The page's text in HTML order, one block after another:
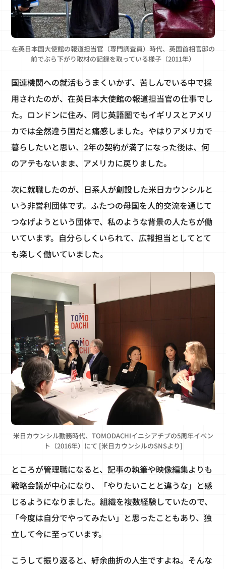
在英日本国大使館の報道担当官（専門調査員）時代、英国首相官邸の
前でぶら下がり取材の記録を取っている様子（2011年）
国連機関への就活もうまくいかず、苦しんでいる中で採
用されたのが、在英日本大使館の報道担当官の仕事でし
た。ロンドンに住み、同じ英語圏でもイギリスとアメリ
カでは全然違う国だと痛感しました。やはりアメリカで
暮らしたいと思い、2年の契約が満了になった後は、何
のアテもないまま、アメリカに戻りました。
次に就職したのが、日系人が創設した米日カウンシルと
いう非営利団体です。ふたつの母国を人的交流を通じて
つなげようという団体で、私のような背景の人たちが働
いています。自分らしくいられて、広報担当としてとて
も楽しく働いていました。
米日カウンシル勤務時代、TOMODACHIイニシアチブの5周年イベン
ト（2016年）にて [米日カウンシルのSNSより]
ところが管理職になると、記事の執筆や映像編集よりも
戦略会議が中心になり、「やりたいことと違うな」と感
じるようになりました。組織を複数経験していたので、
「今度は自分でやってみたい」と思ったこともあり、独
立して今に至っています。
こうして振り返ると、紆余曲折の人生ですよね。そんな